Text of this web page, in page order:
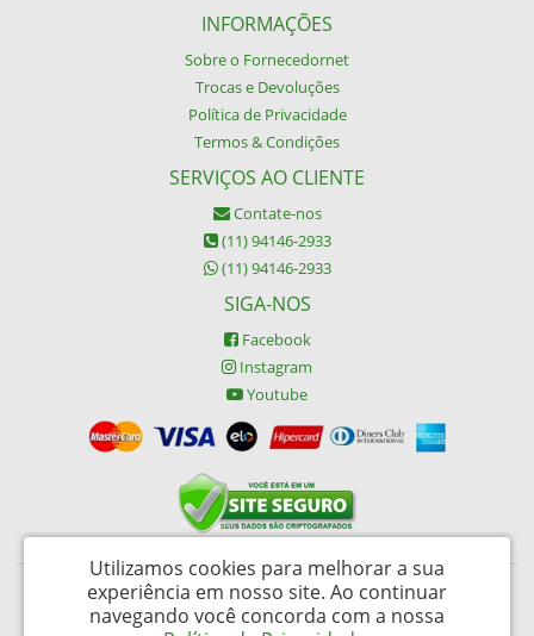
INFORMAÇÕES
Sobre o Fornecedornet
Trocas e Devoluções
Política de Privacidade
Termos & Condições
SERVIÇOS AO CLIENTE
Contate-nos
(11) 94146-2933
(11) 94146-2933
SIGA-NOS
Facebook
Instagram
Youtube
Buypack Brasil Descartáveis Ltda - CNPJ: 06.002.162/0001-45
Rua da Alfândega 487 – Brás - São Paulo / SP - CEP: 03006-030
Utilizamos cookies para melhorar a sua
experiência em nosso site. Ao continuar
navegando você concorda com a nossa